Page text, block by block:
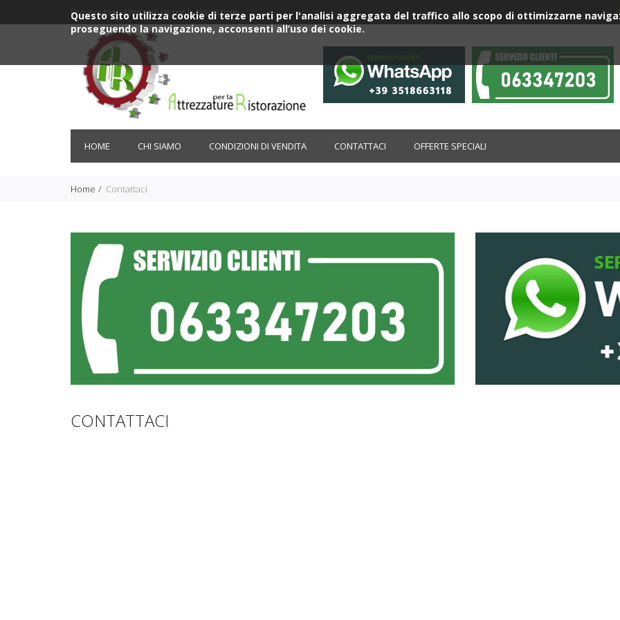
Benvenuto su Attrezzature per la ristorazione
HOME CHI SIAMO CONDIZIONI DI VENDITA CONTATTACI OFFERTE SPECIALI
Home Contattaci
CONTATTACI
Questo sito utilizza cookie di terze parti per l'analisi aggregata del traffico allo scopo di ottimizzarne
proseguendo la navigazione, acconsenti all’uso dei cookie.